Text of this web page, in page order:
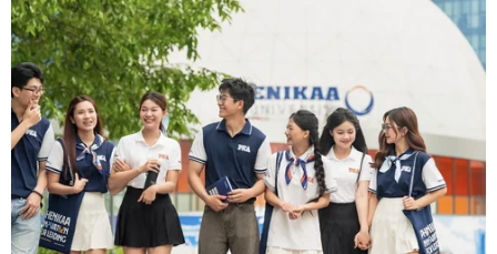
Nhận định Việt Nam vs
Campuchia: Vì sao thầy trò HLV Kim
Sang-sik cần giành ngôi đầu bảng?
06/08/2026 11:05
Nhận định Việt Nam vs Campuchia:
'Phù thủy Kim' sẽ xoay tua toan tính